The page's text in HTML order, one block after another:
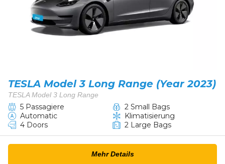
TESLA Model 3 Long Range (Year 2023)
TESLA Model 3 Long Range
5 Passagiere
2 Small Bags
Automatic
Klimatisierung
4 Doors
2 Large Bags
Mehr Details